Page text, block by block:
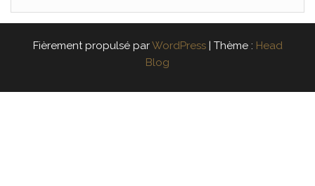
Fièrement propulsé parWordPress Thème : Head
Blog